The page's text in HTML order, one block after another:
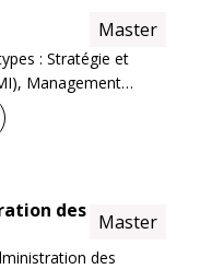
Master
: Stratégie et
Management
International
un parcours à...
des Master
des